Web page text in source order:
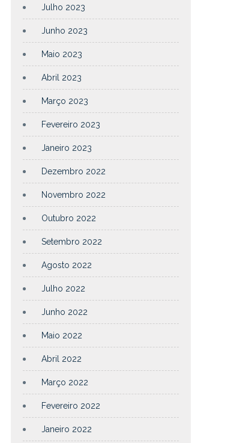
Julho 2023
Junho 2023
Maio 2023
Abril 2023
Março 2023
Fevereiro 2023
Janeiro 2023
Dezembro 2022
Novembro 2022
Outubro 2022
Setembro 2022
Agosto 2022
Julho 2022
Junho 2022
Maio 2022
Abril 2022
Março 2022
Fevereiro 2022
Janeiro 2022